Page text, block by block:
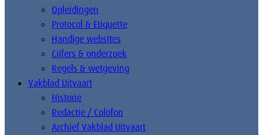
Opleidingen
Protocol & Etiquette
Handige websites
Cijfers & onderzoek
Regels & wetgeving
Vakblad Uitvaart
Historie
Redactie / Colofon
Archief Vakblad Uitvaart